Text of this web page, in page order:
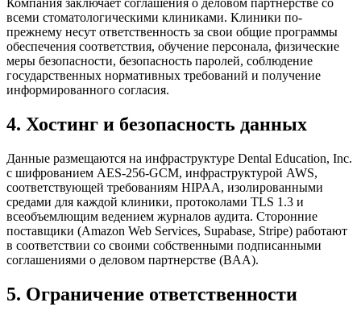
Компания заключает соглашения о деловом партнерстве со
всеми стоматологическими клиниками. Клиники по-
прежнему несут ответственность за свои общие программы
обеспечения соответствия, обучение персонала, физические
меры безопасности, безопасность паролей, соблюдение
государственных нормативных требований и получение
информированного согласия.
4. Хостинг и безопасность данных
Данные размещаются на инфраструктуре Dental Education, Inc.
с шифрованием AES-256-GCM, инфраструктурой AWS,
соответствующей требованиям HIPAA, изолированными
средами для каждой клиники, протоколами TLS 1.3 и
всеобъемлющим ведением журналов аудита. Сторонние
поставщики (Amazon Web Services, Supabase, Stripe) работают
в соответствии со своими собственными подписанными
соглашениями о деловом партнерстве (BAA).
5. Ограничение ответственности